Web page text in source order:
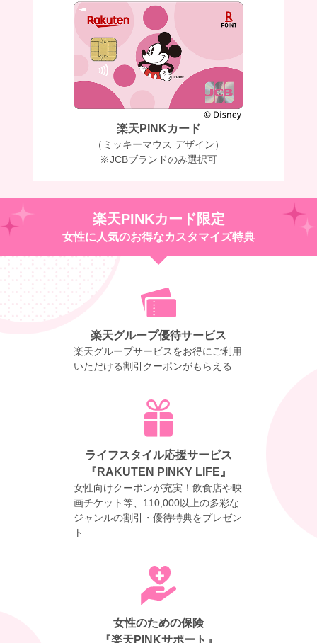
楽天PINKカード
（ミッキーマウス デザイン）
※JCBブランドのみ選択可
楽天PINKカード限定
女性に人気のお得なカスタマイズ特典
楽天グループ優待サービス
楽天グループサービスをお得にご利用
いただける割引クーポンがもらえる
ライフスタイル応援サービス
『RAKUTEN PINKY LIFE』
女性向けクーポンが充実！飲食店や映
画チケット等、110,000以上の多彩な
ジャンルの割引・優待特典をプレゼン
ト
女性のための保険
『楽天PINKサポート』